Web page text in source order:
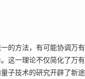
的方法，有可能协调万有
这一理论不仅简化了万有
子技术的研究开辟了新途